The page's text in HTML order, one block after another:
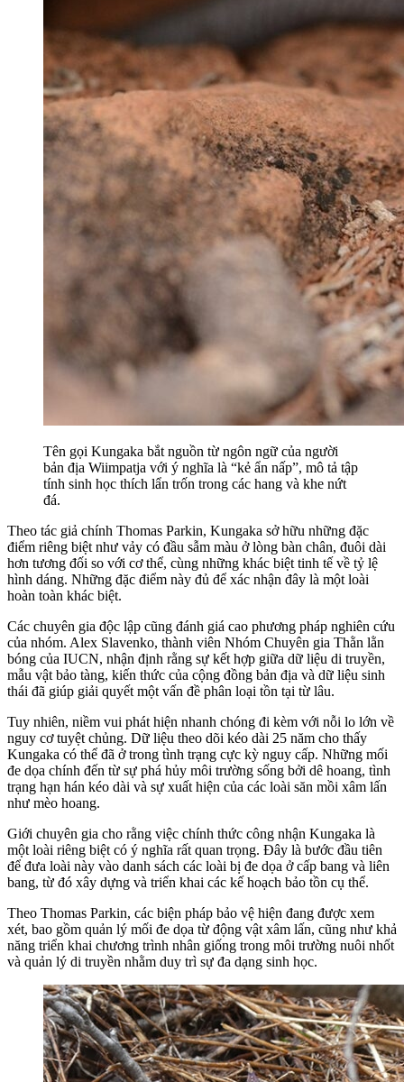
Tên gọi Kungaka bắt nguồn từ ngôn ngữ của người
bản địa Wiimpatja với ý nghĩa là “kẻ ẩn nấp”, mô tả tập
tính sinh học thích lẩn trốn trong các hang và khe nứt
đá.
Theo tác giả chính Thomas Parkin, Kungaka sở hữu những đặc
điểm riêng biệt như vảy có đầu sẫm màu ở lòng bàn chân, đuôi dài
hơn tương đối so với cơ thể, cùng những khác biệt tinh tế về tỷ lệ
hình dáng. Những đặc điểm này đủ để xác nhận đây là một loài
hoàn toàn khác biệt.
Các chuyên gia độc lập cũng đánh giá cao phương pháp nghiên cứu
của nhóm. Alex Slavenko, thành viên Nhóm Chuyên gia Thằn lằn
bóng của IUCN, nhận định rằng sự kết hợp giữa dữ liệu di truyền,
mẫu vật bảo tàng, kiến thức của cộng đồng bản địa và dữ liệu sinh
thái đã giúp giải quyết một vấn đề phân loại tồn tại từ lâu.
Tuy nhiên, niềm vui phát hiện nhanh chóng đi kèm với nỗi lo lớn về
nguy cơ tuyệt chủng. Dữ liệu theo dõi kéo dài 25 năm cho thấy
Kungaka có thể đã ở trong tình trạng cực kỳ nguy cấp. Những mối
đe dọa chính đến từ sự phá hủy môi trường sống bởi dê hoang, tình
trạng hạn hán kéo dài và sự xuất hiện của các loài săn mồi xâm lấn
như mèo hoang.
Giới chuyên gia cho rằng việc chính thức công nhận Kungaka là
một loài riêng biệt có ý nghĩa rất quan trọng. Đây là bước đầu tiên
để đưa loài này vào danh sách các loài bị đe dọa ở cấp bang và liên
bang, từ đó xây dựng và triển khai các kế hoạch bảo tồn cụ thể.
Theo Thomas Parkin, các biện pháp bảo vệ hiện đang được xem
xét, bao gồm quản lý mối đe dọa từ động vật xâm lấn, cũng như khả
năng triển khai chương trình nhân giống trong môi trường nuôi nhốt
và quản lý di truyền nhằm duy trì sự đa dạng sinh học.